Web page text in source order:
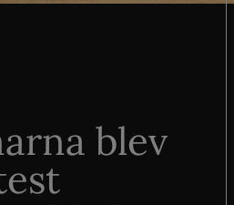
blev